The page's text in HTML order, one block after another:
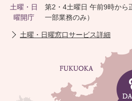
土曜・日
曜開庁
第2・4土曜日 午前9時から
一部業務のみ）
土曜・日曜窓口サービス詳細